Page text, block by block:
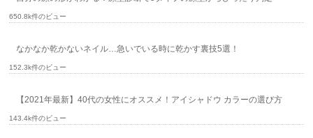
650.8k件のビュー
なかなか乾かないネイル…急いでいる時に乾かす裏技5選！
152.3k件のビュー
【2021年最新】40代の女性にオススメ！アイシャドウ カラーの選び方
143.4k件のビュー